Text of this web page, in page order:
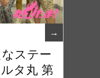
→
ステー
タ丸 第